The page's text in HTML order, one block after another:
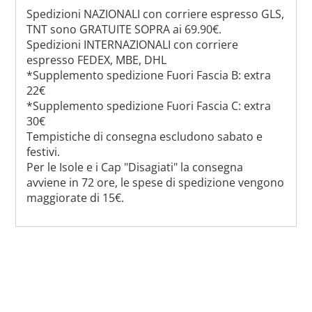
Spedizioni NAZIONALI con corriere espresso GLS,
TNT sono GRATUITE SOPRA ai 69.90€.
Spedizioni INTERNAZIONALI con corriere
espresso FEDEX, MBE, DHL
*Supplemento spedizione Fuori Fascia B: extra
22€
*Supplemento spedizione Fuori Fascia C: extra
30€
Tempistiche di consegna escludono sabato e
festivi.
Per le Isole e i Cap "Disagiati" la consegna
avviene in 72 ore, le spese di spedizione vengono
maggiorate di 15€.